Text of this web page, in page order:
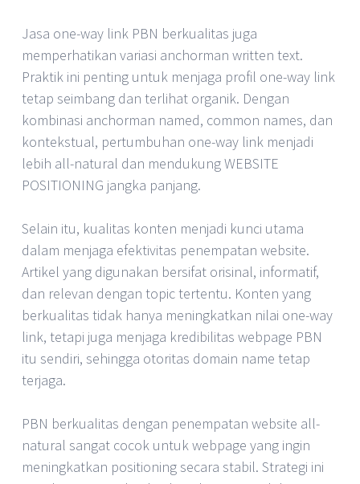
Jasa one-way link PBN berkualitas juga
memperhatikan variasi anchorman written text.
Praktik ini penting untuk menjaga profil one-way link
tetap seimbang dan terlihat organik. Dengan
kombinasi anchorman named, common names, dan
kontekstual, pertumbuhan one-way link menjadi
lebih all-natural dan mendukung WEBSITE
POSITIONING jangka panjang.
Selain itu, kualitas konten menjadi kunci utama
dalam menjaga efektivitas penempatan website.
Artikel yang digunakan bersifat orisinal, informatif,
dan relevan dengan topic tertentu. Konten yang
berkualitas tidak hanya meningkatkan nilai one-way
link, tetapi juga menjaga kredibilitas webpage PBN
itu sendiri, sehingga otoritas domain name tetap
terjaga.
PBN berkualitas dengan penempatan website all-
natural sangat cocok untuk webpage yang ingin
meningkatkan positioning secara stabil. Strategi ini